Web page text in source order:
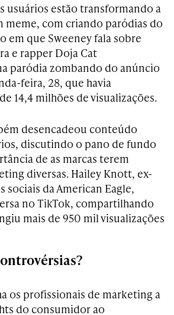
usuários estão transformando a
meme, com criando paródias do
em que Sweeney fala sobre
e rapper Doja Cat
paródia zombando do anúncio
feira, 28, que havia
14,4 milhões de visualizações.
desencadeou conteúdo
discutindo o pano de fundo
de as marcas terem
diversas. Hailey Knott, ex-
sociais da American Eagle,
no TikTok, compartilhando
mais de 950 mil visualizações
os profissionais de marketing a
do consumidor ao